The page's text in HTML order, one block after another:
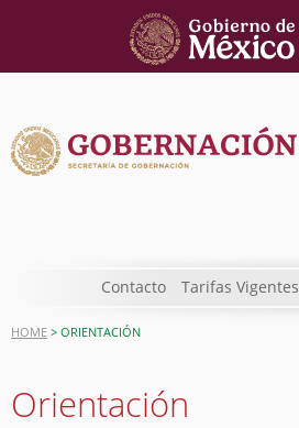
Contacto Tarifas Vigentes
HOME > ORIENTACIÓN
Orientación